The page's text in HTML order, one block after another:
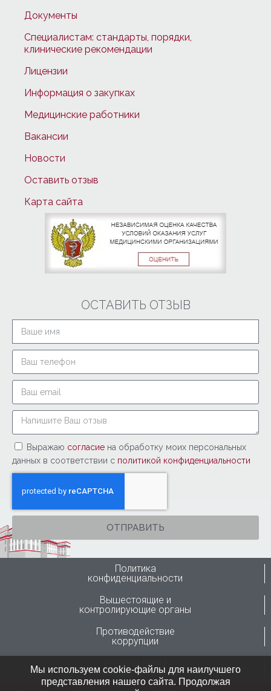
Документы
Специалистам: стандарты, порядки,
клинические рекомендации
Лицензии
Информация о закупках
Медицинские работники
Вакансии
Новости
Оставить отзыв
Карта сайта
ОСТАВИТЬ ОТЗЫВ
Выражаю согласие на обработку моих персональных
данных в соответствии с политикой конфиденциальности
ОТПРАВИТЬ
Политика
конфиденциальности
Вышестоящие и
контролирующие органы
Противодействие
коррупции
Горячая линия
Минздрава России
Мы используем cookie-файлы для наилучшего
представления нашего сайта. Продолжая